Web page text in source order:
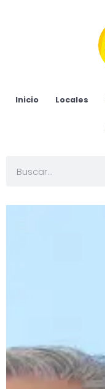
Inicio Locales